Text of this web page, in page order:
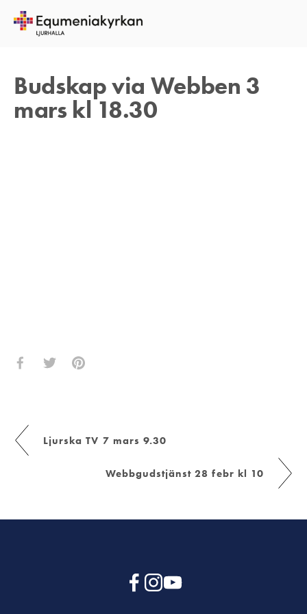
Budskap via Webben 3
mars kl 18.30
28 FEBRUARI 2021
Ljurska TV 7 mars 9.30
Webbgudstjänst 28 febr kl 10